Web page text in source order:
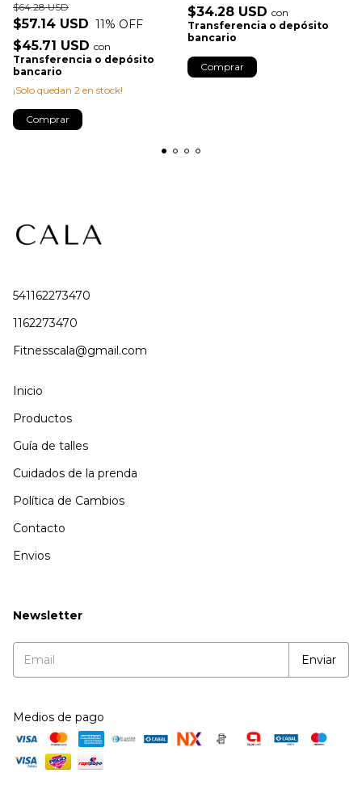
$57.14 USD
$64.28 USD
11% OFF
$45.71 USD con
Transferencia o depósito
bancario
¡Solo quedan 2 en stock!
Comprar
$34.28 USD con
Transferencia o depósito
bancario
Comprar
541162273470
1162273470
Fitnesscala@gmail.com
Inicio
Productos
Guía de talles
Cuidados de la prenda
Política de Cambios
Contacto
Envios
Newsletter
Medios de pago